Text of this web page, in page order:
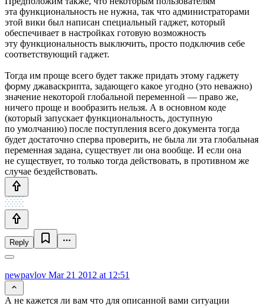
эта функциональность не нужна, так что администраторами
этой вики был написан специальный гаджет, который
обеспечивает в настройках готовую возможность
эту функциональность выключить, просто подключив себе
соответствующий гаджет.
Тогда им проще всего будет также придать этому гаджету
форму джаваскрипта, задающего какое угодно (это неважно)
значение некоторой глобальной переменной — право же,
ничего проще и вообразить нельзя. А в основном коде
(который запускает функциональность, доступную
по умолчанию) после поступления всего документа тогда
будет достаточно сперва проверить, не была ли эта глобальная
переменная задана, существует ли она вообще. И если она
не существует, то только тогда действовать, в противном же
случае бездействовать.
Reply
newpavlov Mar 21 2012 at 12:51
А не кажется ли вам что для описанной вами ситуации